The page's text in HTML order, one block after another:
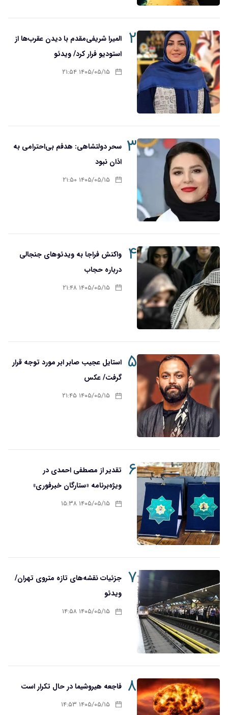
۲
المیرا شریفی‌مقدم با دیدن عقرب‌ها از
استودیو فرار کرد/ ویدئو
۱۴۰۵/۰۵/۱۵ ۲۱:۵۴
۳ سحر دولتشاهی: هدفم بی‌احترامی به
اذان نبود
۱۴۰۵/۰۵/۱۵ ۲۱:۵۰
۴
واکنش فراجا به ویدئوهای جنجالی
درباره حجاب
۱۴۰۵/۰۵/۱۵ ۲۱:۴۸
۵ استایل عجیب صابر ابر مورد توجه قرار
گرفت/ عکس
۱۴۰۵/۰۵/۱۵ ۲۱:۴۵
۶
تقدیر از مصطفی احمدی در
ویژه‌برنامه «ستارگان خبرفوری»
۱۴۰۵/۰۵/۱۵ ۱۵:۳۸
۷ جزئیات نقشه‌های تازه متروی تهران/
ویدئو
۱۴۰۵/۰۵/۱۵ ۱۴:۵۸
۸ فاجعه هیروشیما در حال تکرار است
۱۴۰۵/۰۵/۱۵ ۱۴:۵۳